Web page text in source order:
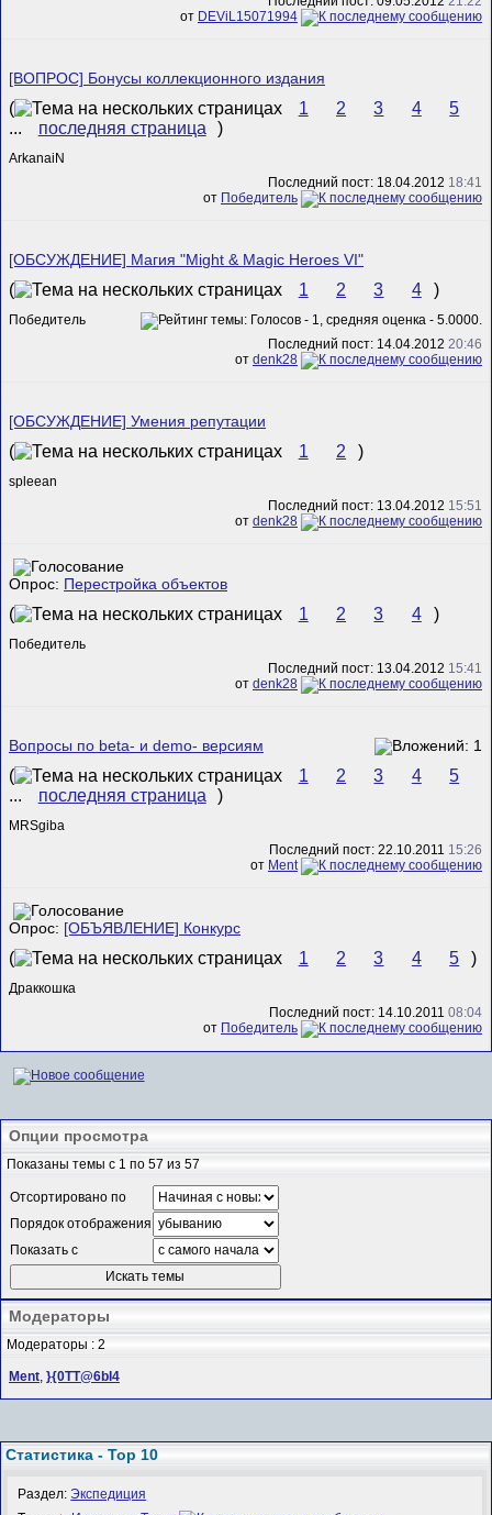
от DEViL15071994
[ВОПРОС] Бонусы коллекционного издания
( 1 2 3 4
5
...
последняя страница )
ArkanaiN
Последний пост: 18.04.2012 18:41
от Победитель
[ОБСУЖДЕНИЕ] Магия "Might & Magic Heroes VI"
( 1 2 3 4 )
Победитель
Последний пост: 14.04.2012 20:46
от denk28
[ОБСУЖДЕНИЕ] Умения репутации
( 1 2 )
spleean
Последний пост: 13.04.2012 15:51
от denk28
Опрос: Перестройка объектов
( 1 2 3 4 )
Победитель
Последний пост: 13.04.2012 15:41
от denk28
Вопросы по beta- и demo- версиям
( 1 2 3 4
5
...
последняя страница )
MRSgiba
Последний пост: 22.10.2011 15:26
от Ment
Опрос: [ОБЪЯВЛЕНИЕ] Конкурс
( 1 2 3 4 5 )
Драккошка
Последний пост: 14.10.2011 08:04
от Победитель
Опции просмотра
Показаны темы с 1 по 57 из 57
Отсортировано по
Порядок отображения
Показать с
Модераторы
Модераторы : 2
Ment, }{0TT@6bI4
Статистика - Top 10
Раздел:Экспедиция